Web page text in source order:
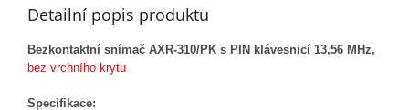
Detailní popis produktu
Bezkontaktní snímač AXR-310/PK s PIN klávesnicí 13,56 MHz,
bez vrchního krytu
Specifikace: